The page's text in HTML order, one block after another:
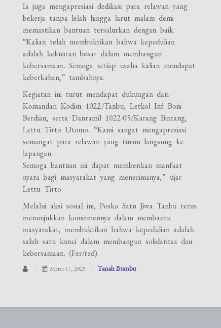
Ia juga mengapresiasi dedikasi para relawan yang
bekerja tanpa lelah hingga larut malam demi
memastikan bantuan tersalurkan dengan baik.
“Kalian telah membuktikan bahwa kepedulian
adalah kekuatan besar dalam membangun
kebersamaan. Semoga setiap usaha kalian mendapat
keberkahan,” tambahnya.
Kegiatan ini turut mendapat dukungan dari
Komandan Kodim 1022/Tanbu, Letkol Inf Boni
Berdian, serta Danramil 1022-05/Karang Bintang,
Lettu Tirto Utomo. “Kami sangat mengapresiasi
semangat para relawan yang turun langsung ke
lapangan.
Semoga bantuan ini dapat memberikan manfaat
nyata bagi masyarakat yang menerimanya,” ujar
Lettu Tirto.
Melalui aksi sosial ini, Posko Satu Jiwa Tanbu terus
menunjukkan komitmennya dalam membantu
masyarakat, membuktikan bahwa kepedulian adalah
salah satu kunci dalam membangun solidaritas dan
kebersamaan. (Fer/red).
Maret 17, 2025 Tanah Bumbu